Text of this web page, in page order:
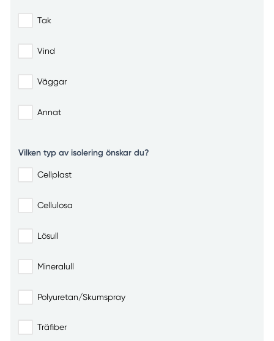
Tak
Vind
Väggar
Annat
Vilken typ av isolering önskar du?
Cellplast
Cellulosa
Lösull
Mineralull
Polyuretan/Skumspray
Träfiber